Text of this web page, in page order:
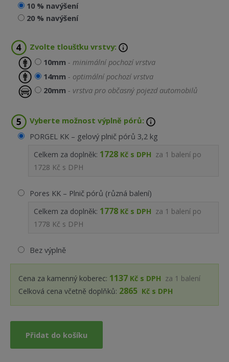
10 % navýšení
20 % navýšení
Zvolte tloušťku vrstvy:
10mm - minimální pochozí vrstva
14mm - optimální pochozí vrstva
20mm - vrstva pro občasný pojezd automobilů
Vyberte možnost výplně pórů:
PORGEL KK – gelový plnič pórů 3,2 kg
Celkem za doplněk: 1728 Kč s DPH za 1 balení po
1728 Kč s DPH
Pores KK – Plnič pórů (různá balení)
Celkem za doplněk: 1778 Kč s DPH za 1 balení po
1778 Kč s DPH
Bez výplně
Cena za kamenný koberec: 1137 Kč s DPH za 1 balení
Celková cena včetně doplňků: 2865 Kč s DPH
Přidat do košíku